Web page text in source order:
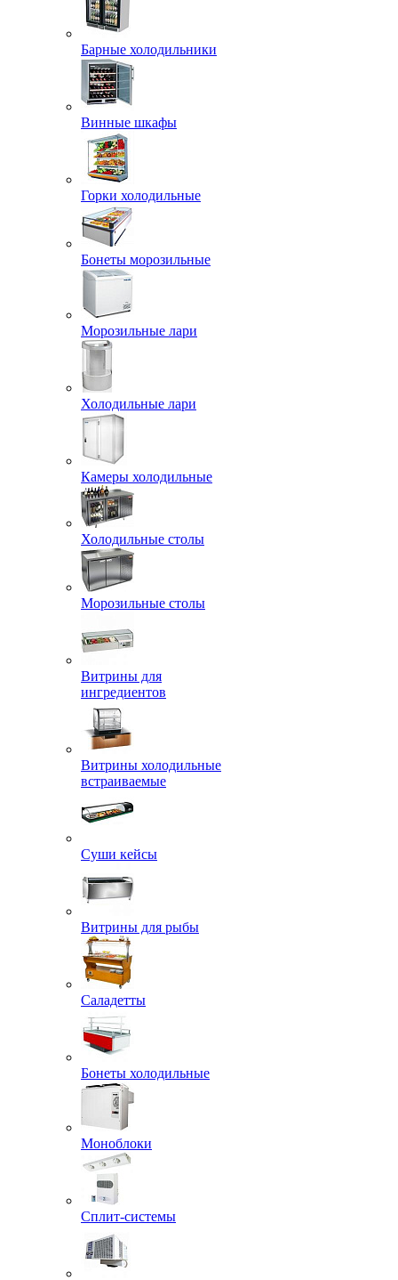
Барные холодильники
Винные шкафы
Горки холодильные
Бонеты морозильные
Морозильные лари
Холодильные лари
Камеры холодильные
Холодильные столы
Морозильные столы
Витрины для
ингредиентов
Витрины холодильные
встраиваемые
Суши кейсы
Витрины для рыбы
Саладетты
Бонеты холодильные
Моноблоки
Сплит-системы